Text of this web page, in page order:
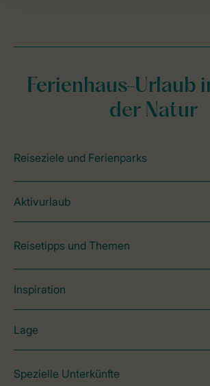
Ferienhaus-Urlaub
der Natur
Reiseziele und Ferienparks
Aktivurlaub
Reisetipps und Themen
Inspiration
Lage
Spezielle Unterkünfte